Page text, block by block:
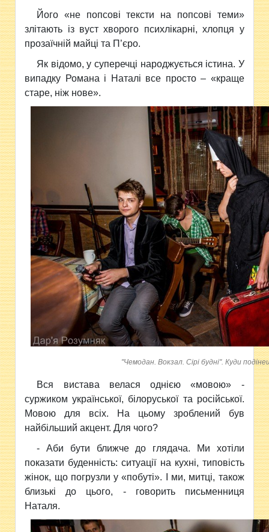
Його «не попсові тексти на попсові теми»
злітають із вуст хворого психлікарні, хлопця у
прозаїчній майці та П’єро.
Як відомо, у суперечці народжується істина. У
випадку Романа і Наталі все просто – «краще
старе, ніж нове».
"Чемодан. Вокзал. Сірі будні". Куди
Вся вистава велася однією «мовою» -
суржиком української, білоруської та російської.
Мовою для всіх. На цьому зроблений був
найбільший акцент. Для чого?
- Аби бути ближче до глядача. Ми хотіли
показати буденність: ситуації на кухні, типовість
жінок, що погрузли у «побуті». І ми, митці, також
близькі до цього, - говорить письменниця
Наталя.